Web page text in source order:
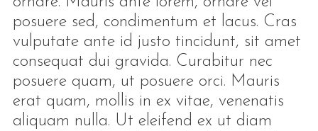
posuere sed, condimentum et lacus. Cras
vulputate ante id justo tincidunt, sit amet
consequat dui gravida. Curabitur nec
posuere quam, ut posuere orci. Mauris
erat quam, mollis in ex vitae, venenatis
aliquam nulla. Ut eleifend ex ut diam